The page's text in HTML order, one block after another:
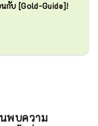
กับ [Gold-Guide]!
พบความ